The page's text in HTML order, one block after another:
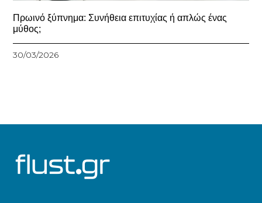
Πρωινό ξύπνημα: Συνήθεια επιτυχίας ή απλώς ένας
μύθος;
30/03/2026